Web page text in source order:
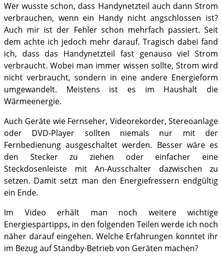
Wer wusste schon, dass Handynetzteil auch dann Strom
verbrauchen, wenn ein Handy nicht angschlossen ist?
Auch mir ist der Fehler schon mehrfach passiert. Seit
dem achte ich jedoch mehr darauf. Tragisch dabei fand
ich, dass das Handynetzteil fast genauso viel Strom
verbraucht. Wobei man immer wissen sollte, Strom wird
nicht verbraucht, sondern in eine andere Energieform
umgewandelt. Meistens ist es im Haushalt die
Wärmeenergie.
Auch Geräte wie Fernseher, Videorekorder, Stereoanlage
oder DVD-Player sollten niemals nur mit der
Fernbedienung ausgeschaltet werden. Besser wäre es
den Stecker zu ziehen oder einfacher eine
Steckdosenleiste mit An-Ausschalter dazwischen zu
setzen. Damit setzt man den Energiefressern endgültig
ein Ende.
Im Video erhält man noch weitere wichtige
Energiespartipps, in den folgenden Teilen werde ich noch
näher darauf eingehen. Welche Erfahrungen konntet ihr
im Bezug auf Standby-Betrieb von Geräten machen?